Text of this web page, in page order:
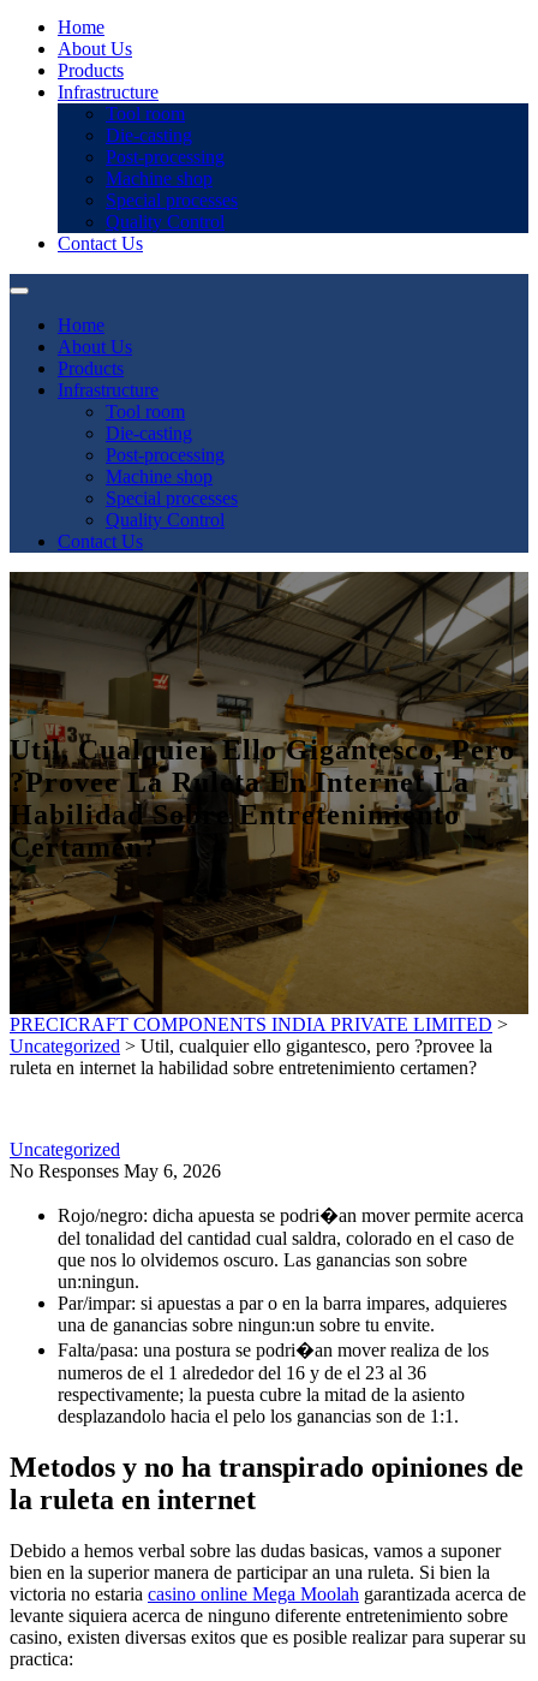
Home
About Us
Products
Infrastructure
Tool room
Die-casting
Post-processing
Machine shop
Special processes
Quality Control
Contact Us
Home
About Us
Products
Infrastructure
Tool room
Die-casting
Post-processing
Machine shop
Special processes
Quality Control
Contact Us
Util, Cualquier Ello Gigantesco, Pero
?provee La Ruleta En Internet La
Habilidad Sobre Entretenimiento
Certamen?
PRECICRAFT COMPONENTS INDIA PRIVATE LIMITED >
Uncategorized > Util, cualquier ello gigantesco, pero ?provee la
ruleta en internet la habilidad sobre entretenimiento certamen?
Uncategorized
No Responses May 6, 2026
Rojo/negro: dicha apuesta se podri�an mover permite acerca
del tonalidad del cantidad cual saldra, colorado en el caso de
que nos lo olvidemos oscuro. Las ganancias son sobre
un:ningun.
Par/impar: si apuestas a par o en la barra impares, adquieres
una de ganancias sobre ningun:un sobre tu envite.
Falta/pasa: una postura se podri�an mover realiza de los
numeros de el 1 alrededor del 16 y de el 23 al 36
respectivamente; la puesta cubre la mitad de la asiento
desplazandolo hacia el pelo los ganancias son de 1:1.
Metodos y no ha transpirado opiniones de
la ruleta en internet
Debido a hemos verbal sobre las dudas basicas, vamos a suponer
bien en la superior manera de participar an una ruleta. Si bien la
victoria no estaria casino online Mega Moolah garantizada acerca de
levante siquiera acerca de ninguno diferente entretenimiento sobre
casino, existen diversas exitos que es posible realizar para superar su
practica: